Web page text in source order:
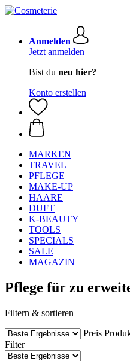
Anmelden
Jetzt anmelden
Bist du neu hier?
Konto erstellen
MARKEN
TRAVEL
PFLEGE
MAKE-UP
HAARE
DUFT
K-BEAUTY
TOOLS
SPECIALS
SALE
MAGAZIN
Pflege für zu
Filtern & sortieren
Preis
Filter